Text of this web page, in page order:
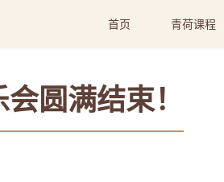
首页 青荷课程
圆满结束！